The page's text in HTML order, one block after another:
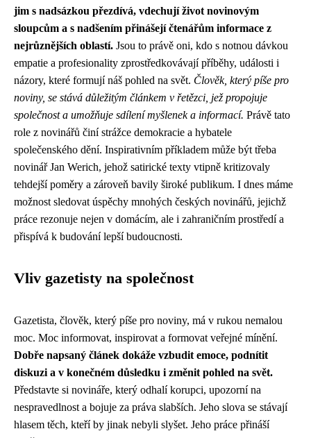
jim s nadsázkou přezdívá, vdechují život novinovým
sloupcům a s nadšením přinášejí čtenářům informace z
nejrůznějších oblastí. Jsou to právě oni, kdo s notnou dávkou
empatie a profesionality zprostředkovávají příběhy, události i
názory, které formují náš pohled na svět. Člověk, který píše pro
noviny, se stává důležitým článkem v řetězci, jež propojuje
společnost a umožňuje sdílení myšlenek a informací. Právě tato
role z novinářů činí strážce demokracie a hybatele
společenského dění. Inspirativním příkladem může být třeba
novinář Jan Werich, jehož satirické texty vtipně kritizovaly
tehdejší poměry a zároveň bavily široké publikum. I dnes máme
možnost sledovat úspěchy mnohých českých novinářů, jejichž
práce rezonuje nejen v domácím, ale i zahraničním prostředí a
přispívá k budování lepší budoucnosti.
Vliv gazetisty na společnost
Gazetista, člověk, který píše pro noviny, má v rukou nemalou
moc. Moc informovat, inspirovat a formovat veřejné mínění.
Dobře napsaný článek dokáže vzbudit emoce, podnítit
diskuzi a v konečném důsledku i změnit pohled na svět.
Představte si novináře, který odhalí korupci, upozorní na
nespravedlnost a bojuje za práva slabších. Jeho slova se stávají
hlasem těch, kteří by jinak nebyli slyšet. Jeho práce přináší